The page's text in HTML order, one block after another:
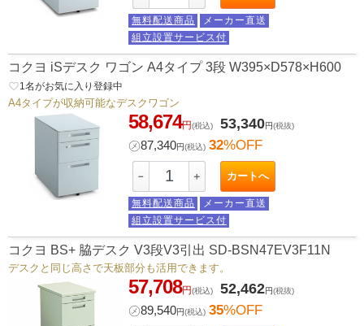
無料配送商品
メーカー直送
組立設置サービス付
コクヨ iSデスク ワゴン A4タイプ 3段 W395×D578×H600
favorite_border1 名がお気に入り登録中
A4タイプが収納可能なデスクワゴン
58,674円(税込) 53,340円(税抜)
㋱87,340円(税込) 32%OFF
－ ＋ カートへ
無料配送商品
メーカー直送
組立設置サービス付
コクヨ BS+ 脇デスク V3段V3引出 SD-BSN47EV3F11N
デスクと同じ高さで天板部分も活用できます。
57,708円(税込) 52,462円(税抜)
㋱89,540円(税込) 35%OFF